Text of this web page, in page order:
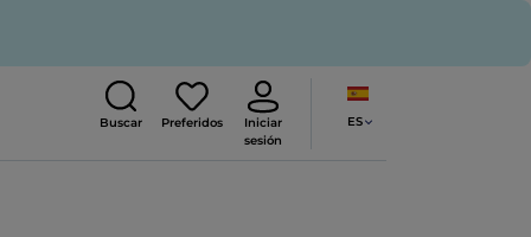
Buscar Preferidos
Iniciar
sesión
ES